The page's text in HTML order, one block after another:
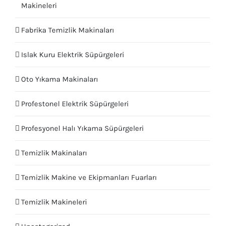
Makineleri
Fabrika Temizlik Makinaları
Islak Kuru Elektrik Süpürgeleri
Oto Yıkama Makinaları
Profestonel Elektrik Süpürgeleri
Profesyonel Halı Yıkama Süpürgeleri
Temizlik Makinaları
Temizlik Makine ve Ekipmanları Fuarları
Temizlik Makineleri